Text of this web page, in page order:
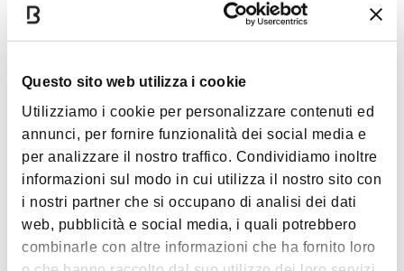
Questo sito web utilizza i cookie
Utilizziamo i cookie per personalizzare contenuti ed
annunci, per fornire funzionalità dei social media e
per analizzare il nostro traffico. Condividiamo inoltre
informazioni sul modo in cui utilizza il nostro sito con
i nostri partner che si occupano di analisi dei dati
web, pubblicità e social media, i quali potrebbero
combinarle con altre informazioni che ha fornito loro
Personale multilingue
Specialità
Cucina tipica bolognese : Tagliatelle Ragu, Tortellini in
Brodo, Friggione con salsiccia, Zuppa Inglese
Carte accettate